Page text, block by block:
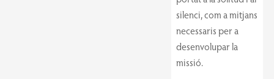
silenci, com a mitjans
necessaris per a
desenvolupar la
missió.